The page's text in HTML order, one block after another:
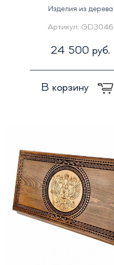
Изделия из дерева
Артикул: GD3046
24 500 руб.
В корзину